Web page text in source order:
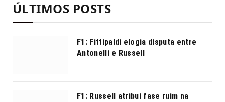
ÚLTIMOS POSTS
F1: Fittipaldi elogia disputa entre
Antonelli e Russell
F1: Russell atribui fase ruim na